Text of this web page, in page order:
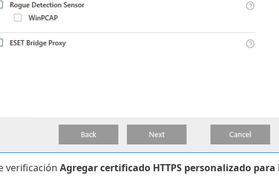
verificación Agregar certificado HTTPS personalizado